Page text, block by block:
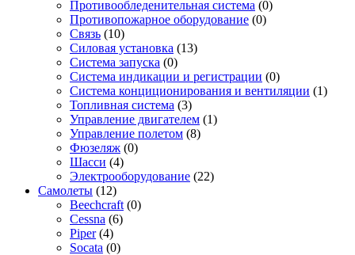
Противообледенительная система (0)
Противопожарное оборудование (0)
Связь (10)
Силовая установка (13)
Система запуска (0)
Система индикации и регистрации (0)
Система конциционирования и вентиляции (1)
Топливная система (3)
Управление двигателем (1)
Управление полетом (8)
Фюзеляж (0)
Шасси (4)
Электрооборудование (22)
Самолеты (12)
Beechcraft (0)
Cessna (6)
Piper (4)
Socata (0)